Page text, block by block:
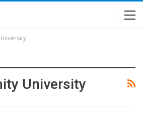
University